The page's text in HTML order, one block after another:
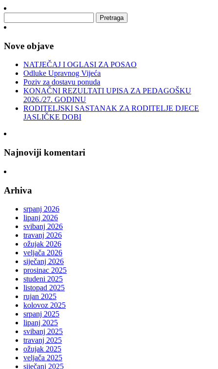
Nove objave
NATJEČAJ I OGLASI ZA POSAO
Odluke Upravnog Vijeća
Poziv za dostavu ponuda
KONAČNI REZULTATI UPISA ZA PEDAGOŠKU
2026./27. GODINU
RODITELJSKI SASTANAK ZA RODITELJE DJECE
JASLIČKE DOBI
Najnoviji komentari
Arhiva
srpanj 2026
lipanj 2026
svibanj 2026
travanj 2026
ožujak 2026
veljača 2026
siječanj 2026
prosinac 2025
studeni 2025
listopad 2025
rujan 2025
kolovoz 2025
srpanj 2025
lipanj 2025
svibanj 2025
travanj 2025
ožujak 2025
veljača 2025
siječanj 2025